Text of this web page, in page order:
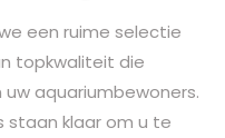
een ruime selectie
topkwaliteit die
aquariumbewoners.
staan klaar om u te